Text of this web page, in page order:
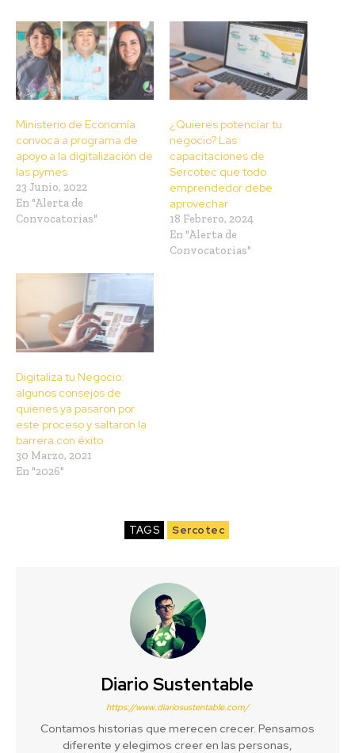
Ministerio de Economía
convoca a programa de
apoyo a la digitalización de
las pymes
23 Junio, 2022
En "Alerta de
Convocatorias"
¿Quieres potenciar tu
negocio? Las
capacitaciones de
Sercotec que todo
emprendedor debe
aprovechar
18 Febrero, 2024
En "Alerta de
Convocatorias"
Digitaliza tu Negocio:
algunos consejos de
quienes ya pasaron por
este proceso y saltaron la
barrera con éxito
30 Marzo, 2021
En "2026"
TAGS Sercotec
Diario Sustentable
https://www.diariosustentable.com/
Contamos historias que merecen crecer. Pensamos
diferente y elegimos creer en las personas,